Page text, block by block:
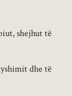
shejhut të
dhe të